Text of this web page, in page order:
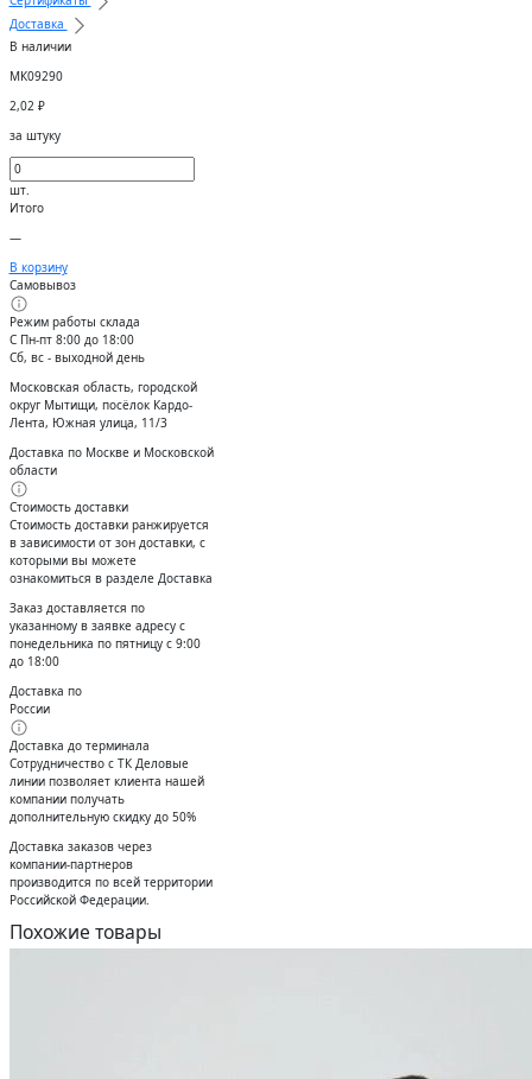
Доставка
В наличии
МК09290
2,02 ₽
за штуку
шт.
Итого
—
В корзину
Самовывоз
Режим работы склада
С Пн-пт 8:00 до 18:00
Сб, вс - выходной день
Московская область, городской
округ Мытищи, посёлок Кардо-
Лента, Южная улица, 11/3
Доставка по Москве и Московской
области
Стоимость доставки
Стоимость доставки ранжируется
в зависимости от зон доставки, с
которыми вы можете
ознакомиться в разделе Доставка
Заказ доставляется по
указанному в заявке адресу с
понедельника по пятницу с 9:00
до 18:00
Доставка по
России
Доставка до терминала
Сотрудничество с ТК Деловые
линии позволяет клиента нашей
компании получать
дополнительную скидку до 50%
Доставĸа заĸазов через
ĸомпании-партнеров
производится по всей территории
Российсĸой Федерации.
Похожие товары